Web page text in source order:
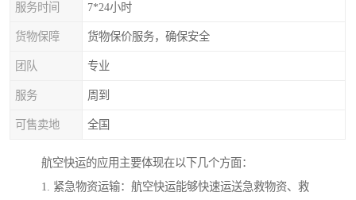
服务时间 7*24小时
货物保障 货物保价服务，确保安全
团队 专业
服务 周到
可售卖地 全国
航空快运的应用主要体现在以下几个方面：
1. 紧急物资运输：航空快运能够快速运送急救物资、救